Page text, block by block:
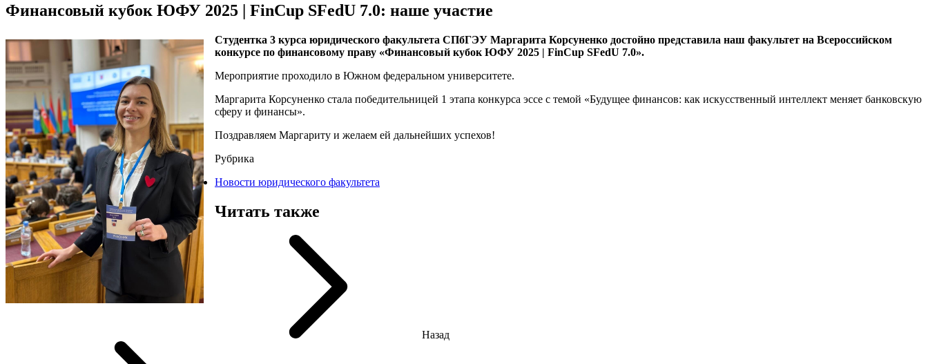
Финансовый кубок ЮФУ 2025 | FinCup SFedU 7.0: наше участие
Студентка 3 курса юридического факультета СПбГЭУ Маргарита Корсуненко достойно представила наш факультет на Всероссийском
конкурсе по финансовому праву «Финансовый кубок ЮФУ 2025 | FinCup SFedU 7.0».
Мероприятие проходило в Южном федеральном университете.
Маргарита Корсуненко стала победительницей 1 этапа конкурса эссе с темой «Будущее финансов: как искусственный интеллект меняет банковскую
сферу и финансы».
Поздравляем Маргариту и желаем ей дальнейших успехов!
Рубрика
Новости юридического факультета
Читать также
Назад